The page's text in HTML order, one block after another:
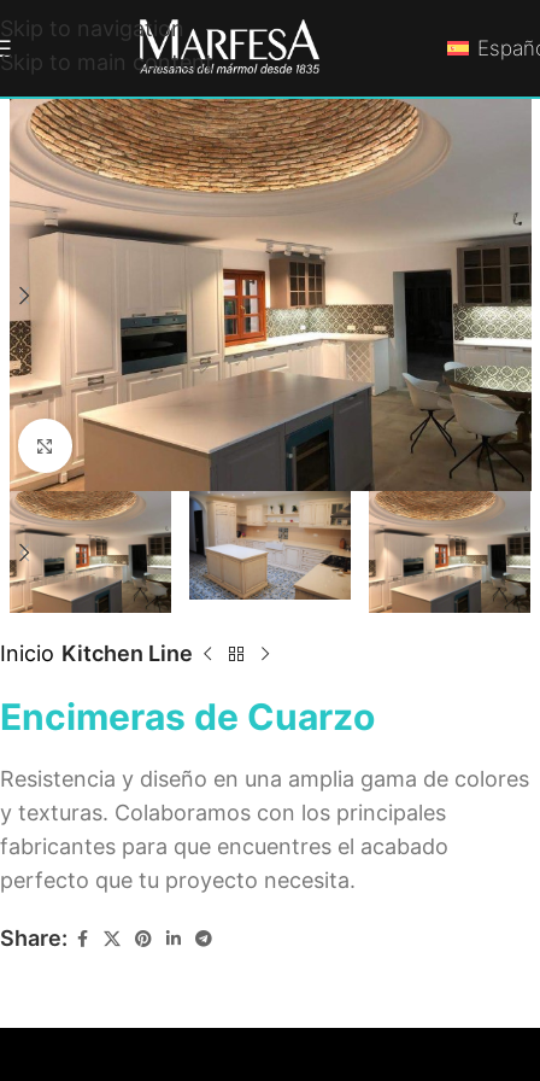
Skip to navigation
Skip to main content
Click to enlarge
Inicio Kitchen Line
Encimeras de Cuarzo
Resistencia y diseño en una amplia gama de colores
y texturas. Colaboramos con los principales
fabricantes para que encuentres el acabado
perfecto que tu proyecto necesita.
Share: